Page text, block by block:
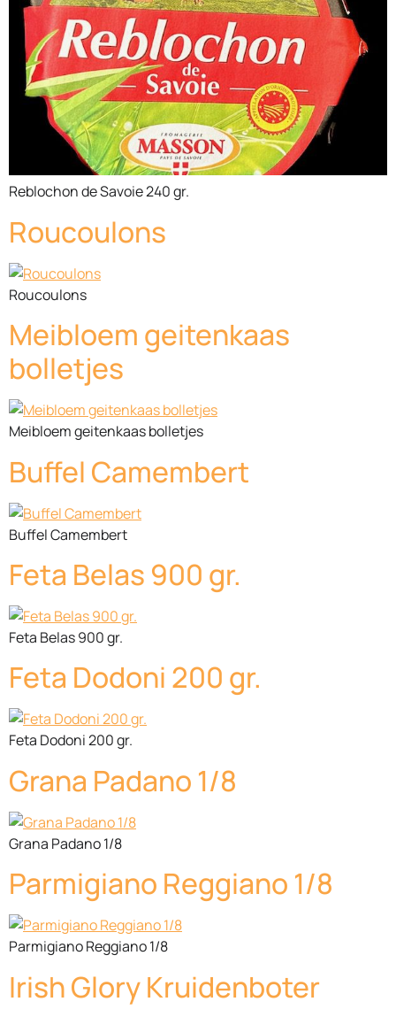
Reblochon de Savoie 240 gr.
Roucoulons
Roucoulons
Meibloem geitenkaas
bolletjes
Meibloem geitenkaas bolletjes
Buffel Camembert
Buffel Camembert
Feta Belas 900 gr.
Feta Belas 900 gr.
Feta Dodoni 200 gr.
Feta Dodoni 200 gr.
Grana Padano 1/8
Grana Padano 1/8
Parmigiano Reggiano 1/8
Parmigiano Reggiano 1/8
Irish Glory Kruidenboter